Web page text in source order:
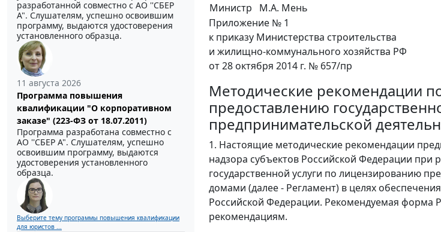
разработанной совместно с АО ''СБЕР
А". Слушателям, успешно освоившим
программу, выдаются удостоверения
установленного образца.
11 августа 2026
Программа повышения
квалификации "О корпоративном
заказе" (223-ФЗ от 18.07.2011)
Программа разработана совместно с
АО ''СБЕР А". Слушателям, успешно
освоившим программу, выдаются
удостоверения установленного
образца.
Выберите тему программы повышения квалификации
для юристов ...
Министр
М.А. Мень
Приложение № 1
к приказу Министерства строительства
и жилищно-коммунального хозяйства РФ
от 28 октября 2014 г. № 657/пр
Методические рекомендации
предоставлению
предпринимательской
1. Настоящие методические рекомендации
надзора субъектов Российской Федерации при
государственной услуги по лицензированию
домами (далее - Регламент) в целях
Российской Федерации. Рекомендуемая
рекомендациям.